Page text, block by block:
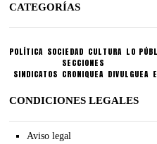
CATEGORÍAS
POLÍTICA SOCIEDAD CULTURA LO
SINDICATOS
SECCIONES
CRONIQUEA DIVULGUEA
CONDICIONES LEGALES
Aviso legal